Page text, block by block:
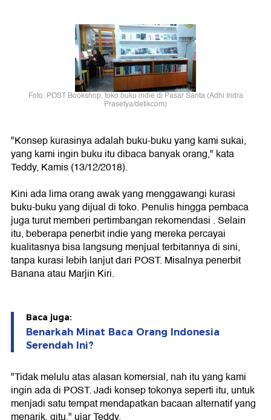
Foto: POST Bookshop, toko buku indie di Pasar Santa (Adhi Indra
Prasetya/detikcom)
"Konsep kurasinya adalah buku-buku yang kami sukai,
yang kami ingin buku itu dibaca banyak orang," kata
Teddy, Kamis (13/12/2018).
Kini ada lima orang awak yang menggawangi kurasi
buku-buku yang dijual di toko. Penulis hingga pembaca
juga turut memberi pertimbangan rekomendasi . Selain
itu, beberapa penerbit indie yang mereka percayai
kualitasnya bisa langsung menjual terbitannya di sini,
tanpa kurasi lebih lanjut dari POST. Misalnya penerbit
Banana atau Marjin Kiri.
Baca juga:
Benarkah Minat Baca Orang Indonesia
Serendah Ini?
"Tidak melulu atas alasan komersial, nah itu yang kami
ingin ada di POST. Jadi konsep tokonya seperti itu, untuk
menjadi satu tempat mendapatkan bacaan alternatif yang